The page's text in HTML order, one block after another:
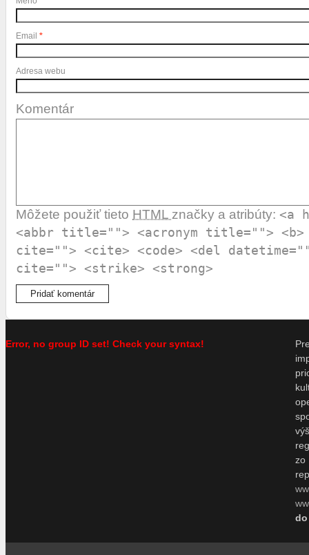
Email *
Adresa webu
Komentár
Môžete použiť tieto HTML značky a atribúty: <a
<abbr title=""> <acronym title=""> <b>
cite=""> <cite> <code> <del
cite=""> <strike> <strong>
Error, no group ID set! Check your syntax!